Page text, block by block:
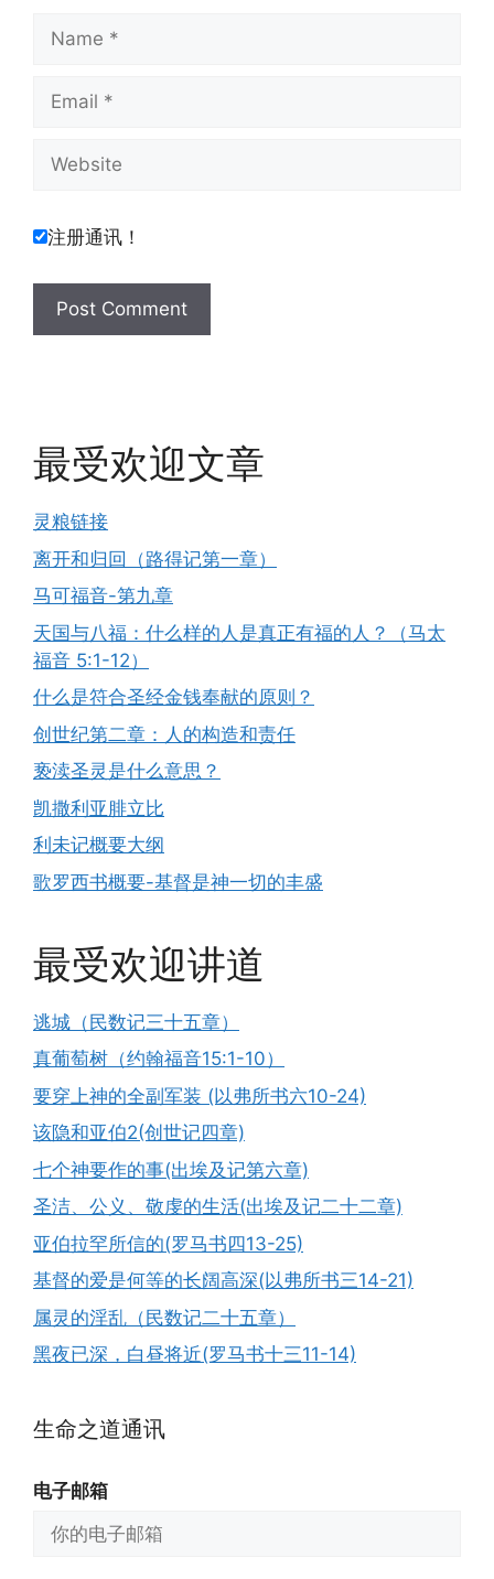
Name
Email
Website
注册通讯！
最受欢迎文章
灵粮链接
离开和归回（路得记第一章）
马可福音-第九章
天国与八福：什么样的人是真正有福的人？（马太
福音 5:1-12）
什么是符合圣经金钱奉献的原则？
创世纪第二章：人的构造和责任
亵渎圣灵是什么意思？
凯撒利亚腓立比
利未记概要大纲
歌罗西书概要-基督是神一切的丰盛
最受欢迎讲道
逃城（民数记三十五章）
真葡萄树（约翰福音15:1-10）
要穿上神的全副军装 (以弗所书六10-24)
该隐和亚伯2(创世记四章)
七个神要作的事(出埃及记第六章)
圣洁、公义、敬虔的生活(出埃及记二十二章)
亚伯拉罕所信的(罗马书四13-25)
基督的爱是何等的长阔高深(以弗所书三14-21)
属灵的淫乱（民数记二十五章）
黑夜已深，白昼将近(罗马书十三11-14)
生命之道通讯
电子邮箱